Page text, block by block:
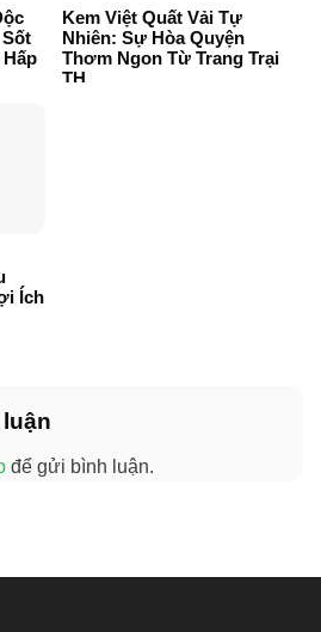
Kem Việt Quất Vải Tự
Nhiên: Sự Hòa Quyện
Thơm Ngon Từ Trang Trại
TH
Ích
để gửi bình luận.